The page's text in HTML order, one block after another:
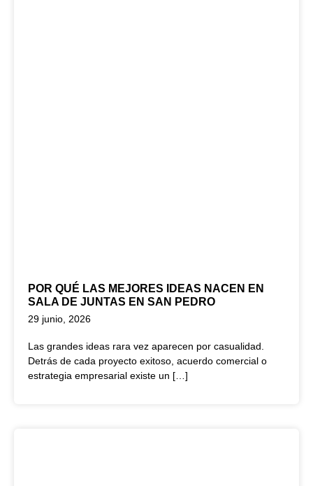
POR QUÉ LAS MEJORES IDEAS NACEN EN
SALA DE JUNTAS EN SAN PEDRO
29 junio, 2026
Las grandes ideas rara vez aparecen por casualidad.
Detrás de cada proyecto exitoso, acuerdo comercial o
estrategia empresarial existe un […]